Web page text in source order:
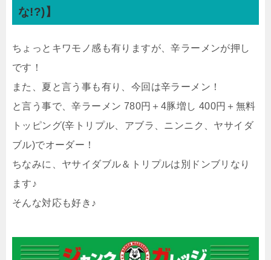
な!?)】
ちょっとキワモノ感も有りますが、辛ラーメンが押し
です！
また、夏と言う事も有り、今回は辛ラーメン！
と言う事で、辛ラーメン 780円＋4豚増し 400円＋無料
トッピング(辛トリプル、アブラ、ニンニク、ヤサイダ
ブル)でオーダー！
ちなみに、ヤサイダブル＆トリプルは別ドンブリなり
ます♪
そんな対応も好き♪